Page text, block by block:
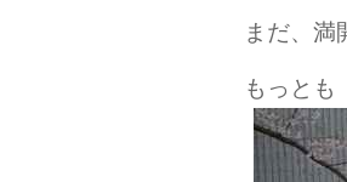
まだ、満
もっとも